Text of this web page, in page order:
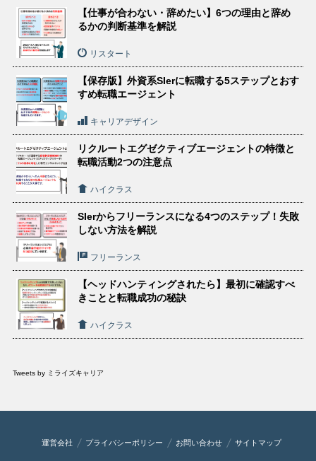
【仕事が合わない・辞めたい】6つの理由と辞め
るかの判断基準を解説
リスタート
【保存版】外資系SIerに転職する5ステップとおす
すめ転職エージェント
キャリアデザイン
リクルートエグゼクティブエージェントの特徴と
転職活動2つの注意点
ハイクラス
SIerからフリーランスになる4つのステップ！失敗
しない方法を解説
フリーランス
【ヘッドハンティングされたら】最初に確認すべ
きことと転職成功の秘訣
ハイクラス
Tweets by ミライズキャリア
運営会社 プライバシーポリシー お問い合わせ サイトマップ